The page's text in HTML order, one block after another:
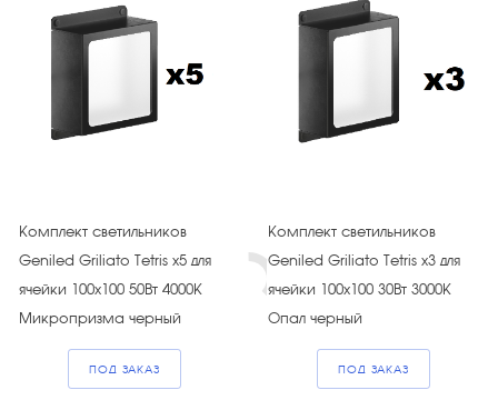
Комплект светильников
Geniled Griliato Tetris х5 для
ячейки 100х100 50Вт 4000К
Микропризма черный
ПОД ЗАКАЗ
Комплект светильников
Geniled Griliato Tetris х3 для
ячейки 100х100 30Вт 3000К
Опал черный
ПОД ЗАКАЗ